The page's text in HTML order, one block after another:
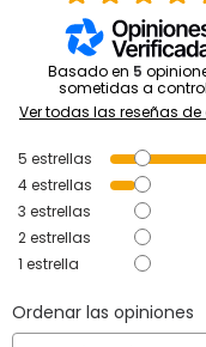
Basado en 5
sometidas a control
Ver todas las reseñas de
5 estrellas
4estrellas
3 estrellas
2estrellas
1 estrella
Ordenar las opiniones